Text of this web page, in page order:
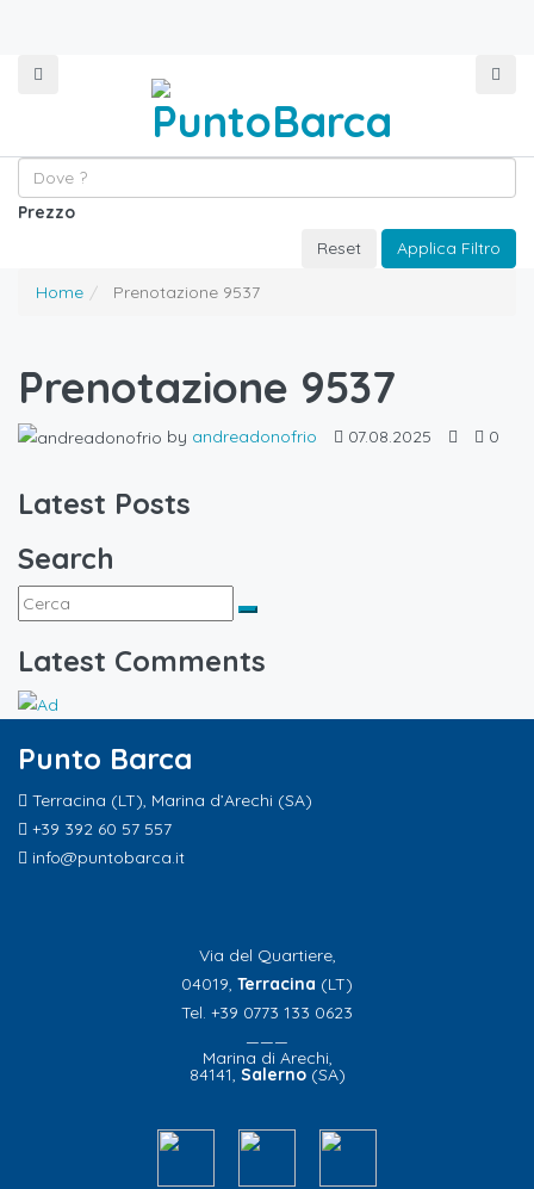
Prezzo
Reset
Applica Filtro
Home Prenotazione 9537
Prenotazione 9537
by andreadonofrio 07.08.2025 0
Latest Posts
Search
Latest Comments
Punto Barca
Terracina (LT), Marina d’Arechi (SA)
+39 392 60 57 557
info@puntobarca.it
Via del Quartiere,
04019, Terracina (LT)
Tel. +39 0773 133 0623
———
Marina di Arechi,
84141, Salerno(SA)